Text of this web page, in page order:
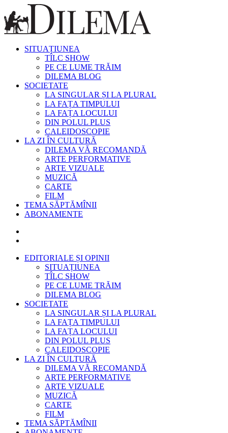
SITUAȚIUNEA
TÎLC SHOW
PE CE LUME TRĂIM
DILEMA BLOG
SOCIETATE
LA SINGULAR ȘI LA PLURAL
LA FAȚA TIMPULUI
LA FAȚA LOCULUI
DIN POLUL PLUS
CALEIDOSCOPIE
LA ZI ÎN CULTURĂ
DILEMA VĂ RECOMANDĂ
ARTE PERFORMATIVE
ARTE VIZUALE
MUZICĂ
CARTE
FILM
TEMA SĂPTĂMÎNII
ABONAMENTE
EDITORIALE ȘI OPINII
SITUAȚIUNEA
TÎLC SHOW
PE CE LUME TRĂIM
DILEMA BLOG
SOCIETATE
LA SINGULAR ȘI LA PLURAL
LA FAȚA TIMPULUI
LA FAȚA LOCULUI
DIN POLUL PLUS
CALEIDOSCOPIE
LA ZI ÎN CULTURĂ
DILEMA VĂ RECOMANDĂ
ARTE PERFORMATIVE
ARTE VIZUALE
MUZICĂ
CARTE
FILM
TEMA SĂPTĂMÎNII